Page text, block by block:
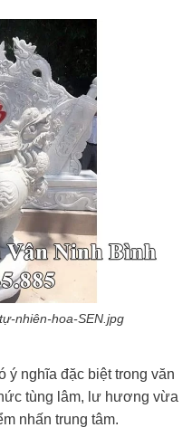
nhiên-hoa-SEN.jpg
ý nghĩa đặc biệt trong văn
tùng lâm, lư hương vừa
nhấn trung tâm.